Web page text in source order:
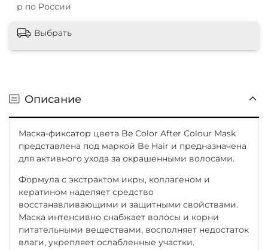
р по России
Выбрать
Описание
Маска-фиксатор цвета Be Color After Colour Mask
представлена под маркой Be Hair и предназначена
для активного ухода за окрашенными волосами.
Формула с экстрактом икры, коллагеном и
кератином наделяет средство
восстанавливающими и защитными свойствами.
Маска интенсивно снабжает волосы и корни
питательными веществами, восполняет недостаток
влаги, укрепляет ослабленные участки.